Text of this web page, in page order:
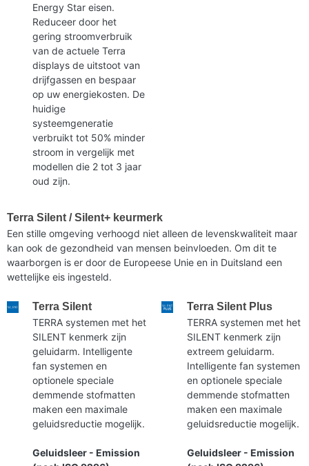
Energy Star eisen.
Reduceer door het
gering stroomverbruik
van de actuele Terra
displays de uitstoot van
drijfgassen en bespaar
op uw energiekosten. De
huidige
systeemgeneratie
verbruikt tot 50% minder
stroom in vergelijk met
modellen die 2 tot 3 jaar
oud zijn.
Terra Silent / Silent+ keurmerk
Een stille omgeving verhoogd niet alleen de levenskwaliteit maar
kan ook de gezondheid van mensen beinvloeden. Om dit te
waarborgen is er door de Europeese Unie en in Duitsland een
wettelijke eis ingesteld.
Terra Silent
TERRA systemen met het
SILENT kenmerk zijn
geluidarm. Intelligente
fan systemen en
optionele speciale
demmende stofmatten
maken een maximale
geluidsreductie mogelijk.
Geluidsleer - Emission
Terra Silent Plus
TERRA systemen met het
SILENT kenmerk zijn
extreem geluidarm.
Intelligente fan systemen
en optionele speciale
demmende stofmatten
maken een maximale
geluidsreductie mogelijk.
Geluidsleer - Emission